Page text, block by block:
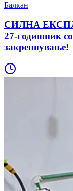
Балкан
СИЛНА
27-годишник
закрепнување!